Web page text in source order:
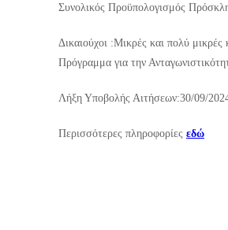
Συνολικός Προϋπολογισμός
Δικαιούχοι :Μικρές και πολύ
Πρόγραμμα για την
Λήξη Υποβολής Αιτήσεων:30/09/
Περισσότερες πληροφορίες εδώ